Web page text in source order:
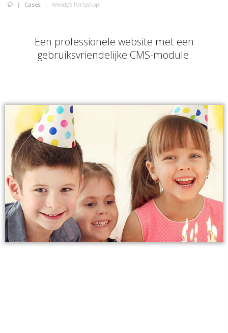
Cases Wendy's Partyshop
Een professionele website met een
gebruiksvriendelijke CMS-module.